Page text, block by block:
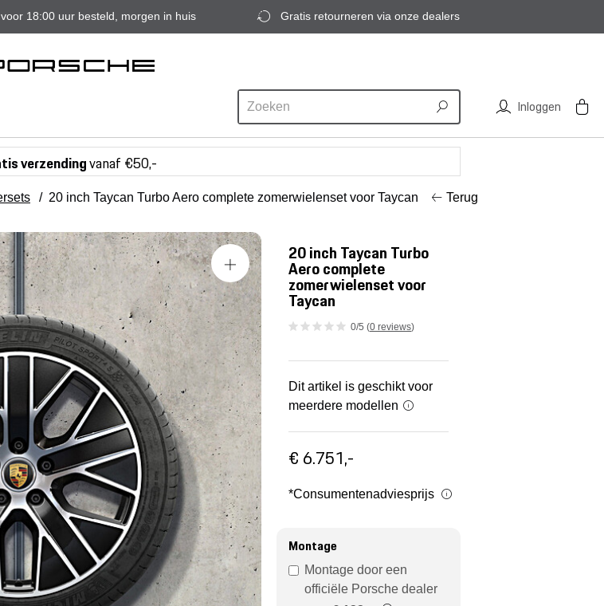
18:00 uur besteld, morgen in huis Gratis retourneren via onze dealers
Inloggen
verzendingvanaf €50,-
/ 20 inch Taycan Turbo Aero complete zomerwielenset voor Taycan Terug
20 inch Taycan Turbo
Aero complete
zomerwielenset voor
Taycan
0/5 (0 reviews)
Dit artikel is geschikt voor
meerdere modellen
€ 6.751,-
*Consumentenadviesprijs
Montage
Montage door een
officiële Porsche dealer